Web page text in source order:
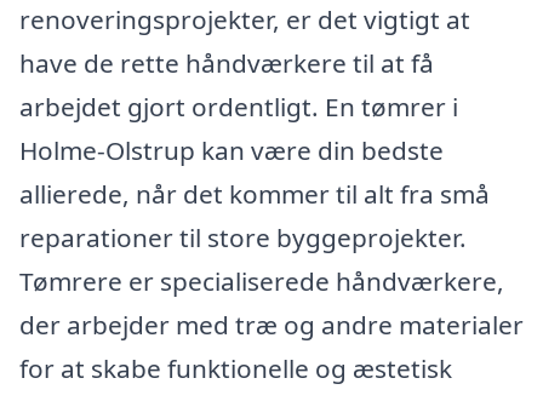
renoveringsprojekter, er det vigtigt at
have de rette håndværkere til at få
arbejdet gjort ordentligt. En tømrer i
Holme-Olstrup kan være din bedste
allierede, når det kommer til alt fra små
reparationer til store byggeprojekter.
Tømrere er specialiserede håndværkere,
der arbejder med træ og andre materialer
for at skabe funktionelle og æstetisk